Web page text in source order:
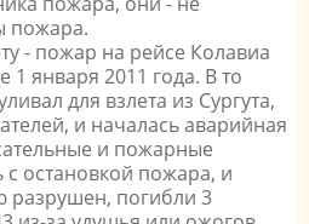
пожара.
- пожар на рейсе Колавиа
1 января 2011 года. Вто
для взлета из Сургута,
и началась аварийная
и пожарные
остановкой пожара, и
разрушен, погибли 3